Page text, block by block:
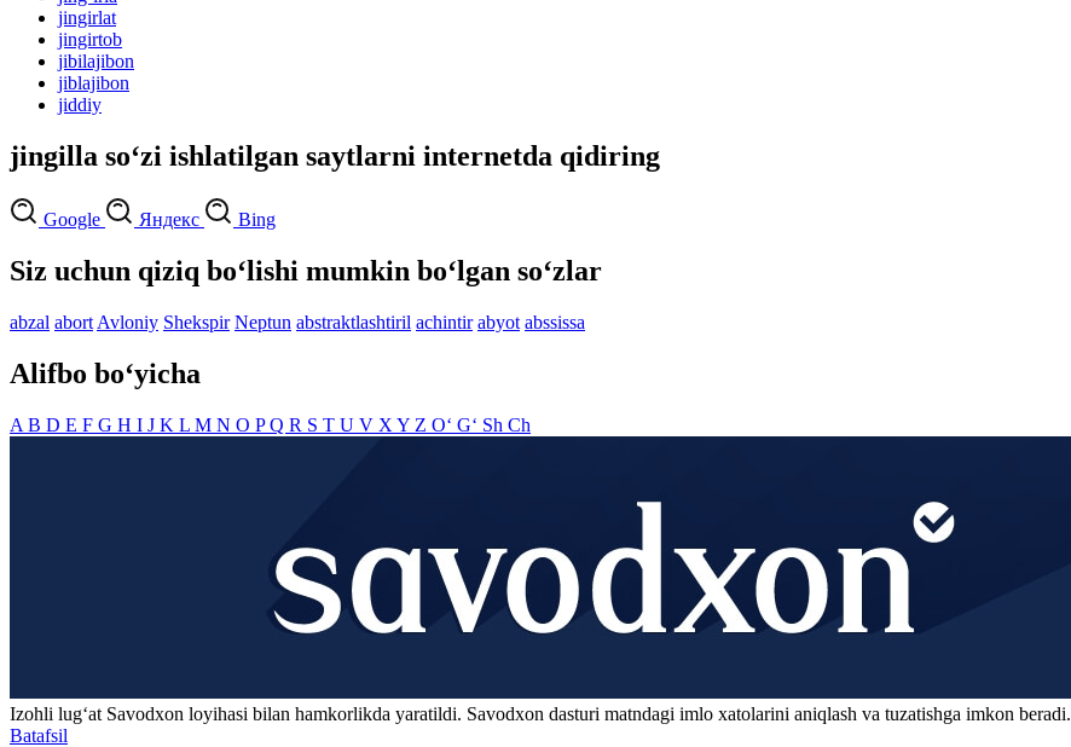
jingirlat
jingirtob
jibilajibon
jiblajibon
jiddiy
jingilla so‘zi ishlatilgan saytlarni internetda qidiring
Google Яндекс Bing
Siz uchun qiziq bo‘lishi mumkin bo‘lgan so‘zlar
abzal abort Avloniy Shekspir Neptun abstraktlashtiril achintir abyot abssissa
Alifbo bo‘yicha
A B D E F G H I J K L M N O PQ R S T U V X Y Z O‘ G‘ Sh Ch
Izohli lugʻat Savodxon loyihasi bilan hamkorlikda yaratildi. Savodxon dasturi matndagi imlo xatolarini aniqlash va tuzatishga imkon beradi.
Batafsil